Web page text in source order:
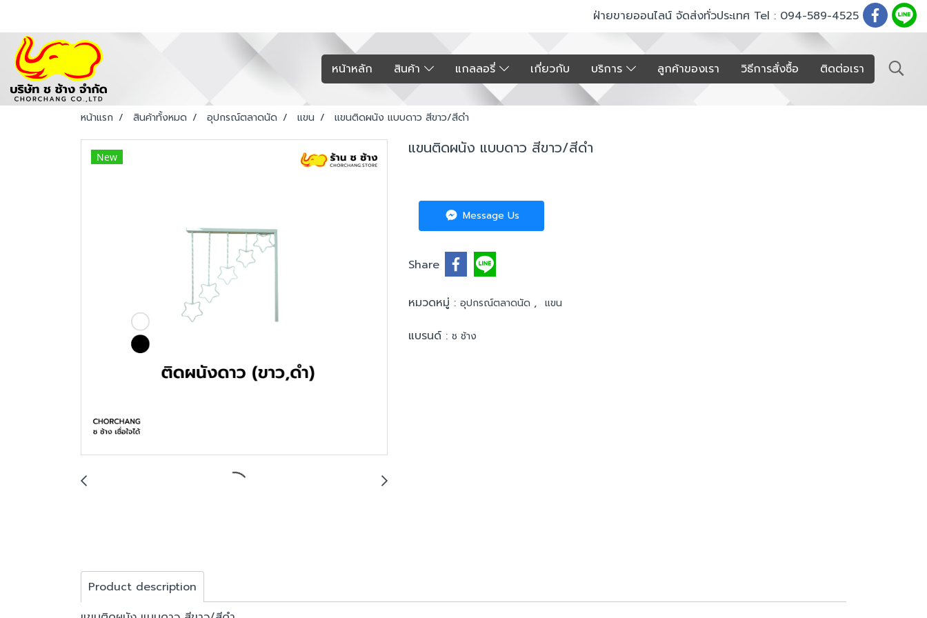
ฝ่ายขายออนไลน์ จัดส่งทั่วประเทศ Tel : 094-589-4525
หน้าหลัก สินค้า แกลลอรี่ เกี่ยวกับ บริการ ลูกค้าของเรา วิธีการสั่งซื้อ ติดต่อเรา
หน้าแรก สินค้าทั้งหมด อุปกรณ์ตลาดนัด แขน แขนติดผนัง แบบดาว สีขาว/สีดำ
New แขนติดผนัง แบบดาว สีขาว/สีดำ
Message Us
Share
หมวดหมู่ : อุปกรณ์ตลาดนัด , แขน
แบรนด์ : ช ช้าง
Product description